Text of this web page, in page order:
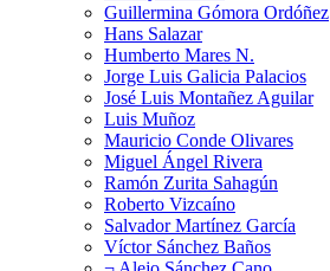
Guillermina Gómora Ordóñez
Hans Salazar
Humberto Mares N.
Jorge Luis Galicia Palacios
José Luis Montañez Aguilar
Luis Muñoz
Mauricio Conde Olivares
Miguel Ángel Rivera
Ramón Zurita Sahagún
Roberto Vizcaíno
Salvador Martínez García
Víctor Sánchez Baños